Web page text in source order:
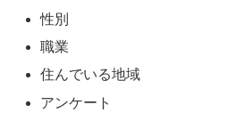
性別
職業
住んでいる地域
アンケート